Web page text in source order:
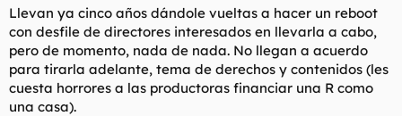
Llevan ya cinco años dándole vueltas a hacer un reboot
con desfile de directores interesados en llevarla a cabo,
pero de momento, nada de nada. No llegan a acuerdo
para tirarla adelante, tema de derechos y contenidos (les
cuesta horrores a las productoras financiar una R como
una casa).